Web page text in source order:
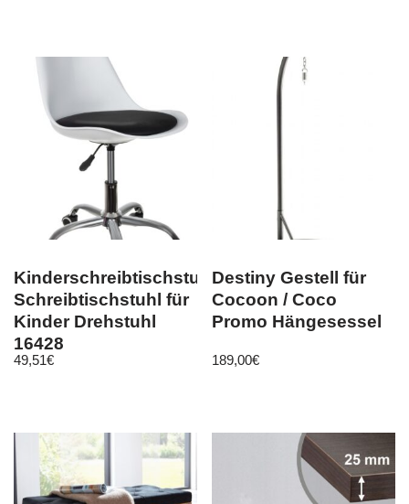
Kinderschreibtischstuhl
Schreibtischstuhl für
Kinder Drehstuhl
16428
49,51€
Destiny Gestell für
Cocoon / Coco
Promo Hängesessel
189,00€